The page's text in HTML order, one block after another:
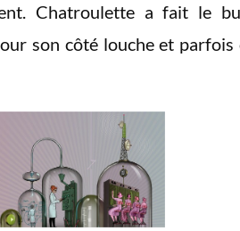
Chatroulette a fait le
son côté louche et parfois